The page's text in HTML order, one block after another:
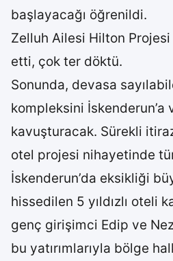
başlayacağı öğrenildi.
Zelluh Ailesi Hilton
etti, çok ter döktü.
Sonunda, devasa
kompleksini İskenderun’a
kavuşturacak. Sürekli
otel projesi nihayetinde
İskenderun’da eksikliği
hissedilen 5 yıldızlı oteli
genç girişimci Edip ve
bu yatırımlarıyla bölge